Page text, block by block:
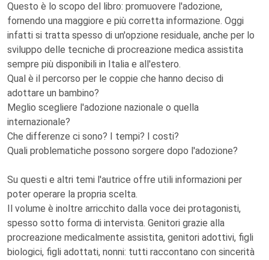
Questo è lo scopo del libro: promuovere l'adozione,
fornendo una maggiore e più corretta informazione. Oggi
infatti si tratta spesso di un'opzione residuale, anche per lo
sviluppo delle tecniche di procreazione medica assistita
sempre più disponibili in Italia e all'estero.
Qual è il percorso per le coppie che hanno deciso di
adottare un bambino?
Meglio scegliere l'adozione nazionale o quella
internazionale?
Che differenze ci sono? I tempi? I costi?
Quali problematiche possono sorgere dopo l'adozione?
Su questi e altri temi l'autrice offre utili informazioni per
poter operare la propria scelta.
Il volume è inoltre arricchito dalla voce dei protagonisti,
spesso sotto forma di intervista. Genitori grazie alla
procreazione medicalmente assistita, genitori adottivi, figli
biologici, figli adottati, nonni: tutti raccontano con sincerità